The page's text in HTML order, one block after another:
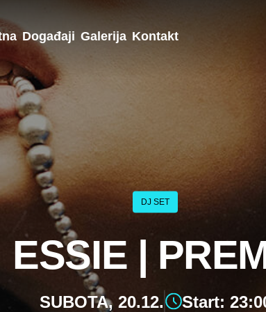
Događaji Galerija Kontakt
DJ SET
ESSIE |
SUBOTA, 20.12. Start: